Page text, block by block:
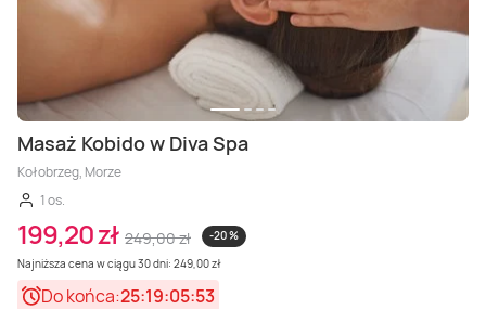
Masaż Kobido w Diva Spa
Kołobrzeg, Morze
1 os.
199,20 zł 249,00 zł
-20 %
Najniższa cena w ciągu 30 dni: 249,00 zł
Do końca:25:19:05:51